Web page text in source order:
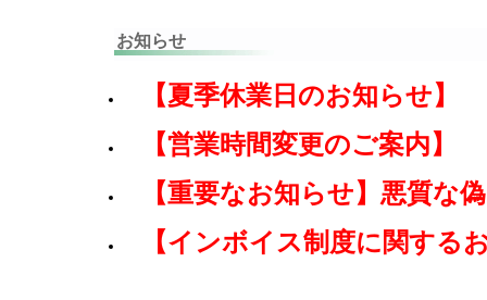
お知らせ
【夏季休業日のお知らせ】
【営業時間変更のご案内】
【重要なお知らせ】悪質な
【インボイス制度に関する